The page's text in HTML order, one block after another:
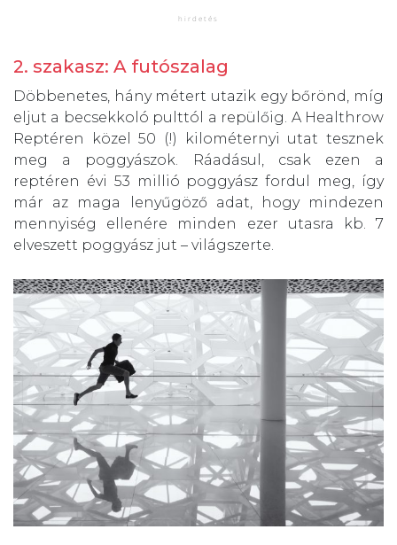
2. szakasz: A futószalag
Döbbenetes, hány métert utazik egy bőrönd, míg
eljut a becsekkoló pulttól a repülőig. A Healthrow
Reptéren közel 50 (!) kilométernyi utat tesznek
meg a poggyászok. Ráadásul, csak ezen a
reptéren évi 53 millió poggyász fordul meg, így
már az maga lenyűgöző adat, hogy mindezen
mennyiség ellenére minden ezer utasra kb. 7
elveszett poggyász jut – világszerte.